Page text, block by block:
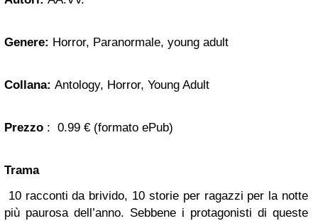
Genere: Horror, Paranormale, young adult
Collana: Antology, Horror, Young Adult
Prezzo : 0.99 € (formato ePub)
Trama
10 racconti da brivido, 10 storie per ragazzi per la notte
più paurosa dell’anno. Sebbene i protagonisti di queste